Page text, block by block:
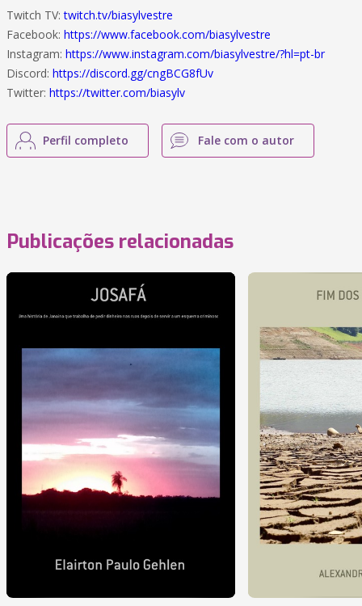
Twitch TV:twitch.tv/biasylvestre
Facebook: https://www.facebook.com/biasylvestre
Instagram: https://www.instagram.com/biasylvestre/?hl=pt-br
Discord: https://discord.gg/cngBCG8fUv
Twitter: https://twitter.com/biasylv
Perfil completo Fale com o autor
Publicações relacionadas